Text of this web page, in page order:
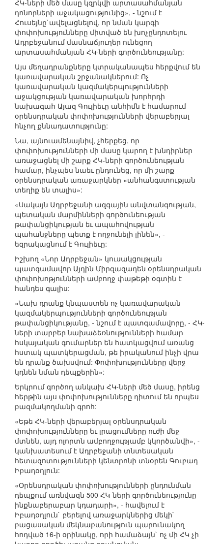
ՀԿ-ների մեծ մասը կզրկվի արտասահմանյան
դոնորների աջակացությունից», - նշում է
Հուսեյնը`ավելացնելով, որ նման կարգի
փոփոխությունները միտված են խոչընդոտելու
Ադրբեջանում մասնաճյուղեր ունեցող
արտասահմանյան ՀԿ-ների գործունեությանը:
Այս մեղադրանքները կտրականապես հերքվում են
կառավարական շրջանակներում: Ոչ
կառավարական կազմակերպությունների
աջակցության կառավարական խորհրդի
նախագահ Այազ Գուլիեւը անհիմն է համարում
օրենսդրական փոփոխությունների վերաբերյալ
հնչող քննադատությունը:
Նա, այնուամենայնիվ, չհերքեց, որ
փոփոխությունների մի մասը կարող է խնդիրներ
առաջացնել մի շարք ՀԿ-ների գործունեության
համար, ինչպես նաեւ ընդունեց, որ մի շարք
օրենսդրական առաջարկներ «անհանգստության
տեղիք են տալիս»:
«Սակայն Ադրբեջանի ազգային անվտանգության,
պետական մարմինների գործունեության
թափանցիկության եւ ապահովության
պահանջները պետք է ողջունելի լինեն», -
եզրակացնում է Գուլիեւը:
Իշխող «Նոր Ադրբեջան» կուսակցության
պատգամավոր Այդին Միրզազադեն օրենսդրական
փոփոխոթյունների ամբողջ փաթեթի օգտին է
հանդես գալիս:
«Նախ դրանք կնպաստեն ոչ կառավարական
կազմակերպությունների գործունեության
թափանցիկությանը, - նշում է պատգամավորը, - ՀԿ-
ների տարբեր նախաձեռնությունների համար
հսկայական գումարներ են հատկացվում առանց
հստակ պատկերացման, թե իրականում ինչի վրա
են դրանք ծախսվում: Փոփոխությունները վերջ
կդնեն նման դեպքերին»:
Երկրում գործող անկախ ՀԿ-ների մեծ մասը, իրենց
հերթին այս փոփոխությունները դիտում են որպես
բազմակողմանի գրոհ:
«Եթե ՀԿ-ների վերաբերյալ օրենսդրական
փոփոխությունները եւ լրացումները ուժի մեջ
մտնեն, այդ ոլորտն ամբողջությամբ կկործանվի», -
կանխատեսում է Ադրբեջանի տնտեսական
հետազոտությունների կենտրոնի տնօրեն Գուբադ
Իբադօղլուն:
«Օրենսդրական փոփոխությունների ընդունման
դեպքում առնվազն 500 ՀԿ-ների գործունեությունը
ինքնաբերաբար կդադարի», - հավելում է
Իբադօղլուն` բերելով առաջարկներից մեկի`
բացասական մեկնաբանություն պարունակող
հոդված 16-ի օրինակը, որի համաձայն` ոչ մի ՀԿ չի